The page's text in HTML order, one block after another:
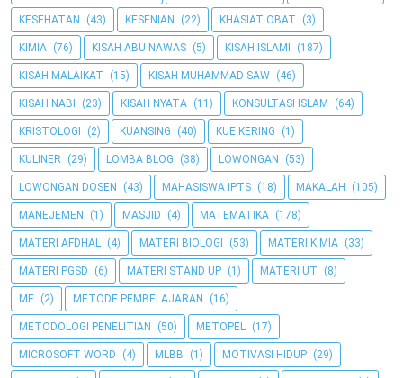
KESEHATAN (43) KESENIAN (22) KHASIAT OBAT (3)
KIMIA (76) KISAH ABU NAWAS (5) KISAH ISLAMI (187)
KISAH MALAIKAT (15) KISAH MUHAMMAD SAW (46)
KISAH NABI (23) KISAH NYATA (11) KONSULTASI ISLAM (64)
KRISTOLOGI (2) KUANSING (40) KUE KERING (1)
KULINER (29) LOMBA BLOG (38) LOWONGAN (53)
LOWONGAN DOSEN (43) MAHASISWA IPTS (18) MAKALAH (105)
MANEJEMEN (1) MASJID (4) MATEMATIKA (178)
MATERI AFDHAL (4) MATERI BIOLOGI (53) MATERI KIMIA (33)
MATERI PGSD (6) MATERI STAND UP (1) MATERI UT (8)
ME (2) METODE PEMBELAJARAN (16)
METODOLOGI PENELITIAN (50) METOPEL (17)
MICROSOFT WORD (4) MLBB (1) MOTIVASI HIDUP (29)